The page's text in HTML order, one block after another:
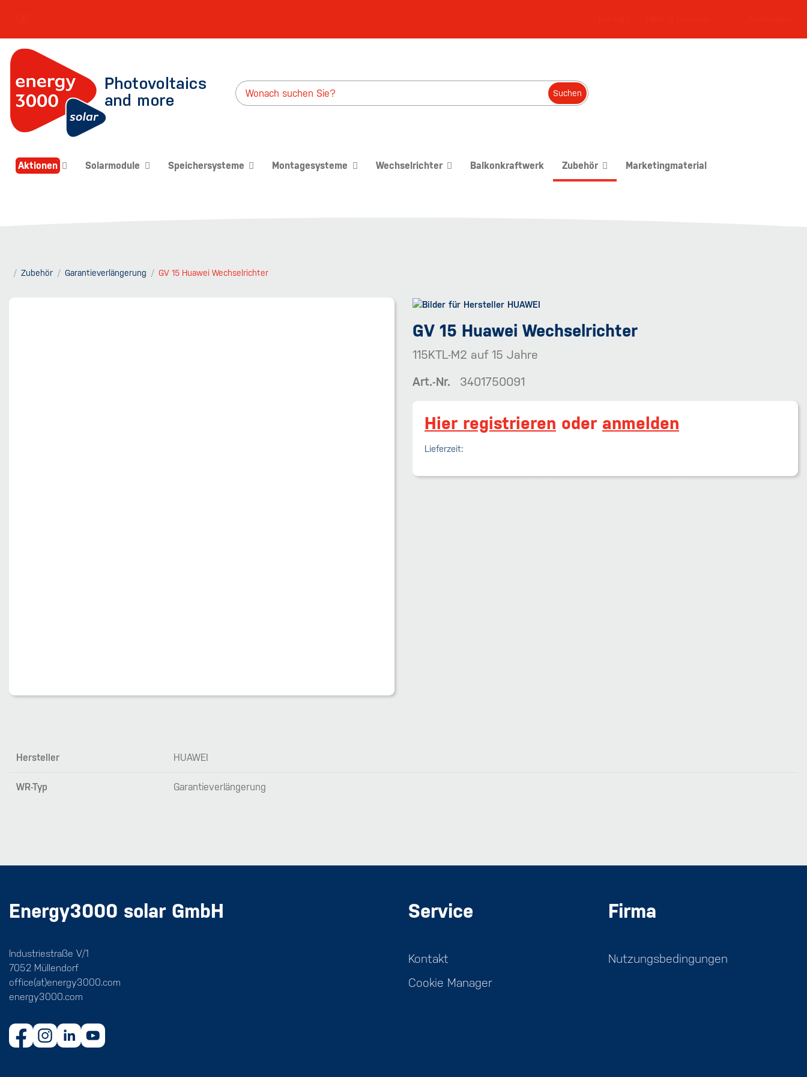
Suchen
Aktionen Solarmodule Speichersysteme Montagesysteme Wechselrichter Balkonkraftwerk Zubehör Marketingmaterial
Zubehör Garantieverlängerung GV 15 Huawei Wechselrichter
GV 15 Huawei Wechselrichter
115KTL-M2 auf 15 Jahre
Art.-Nr.
3401750091
Hier registrieren oder anmelden
Lieferzeit:
Hersteller HUAWEI
WR-Typ Garantieverlängerung
Energy3000 solar GmbH
Industriestraße V/1
7052 Müllendorf
office(at)energy3000.com
energy3000.com
Service
Kontakt
Cookie Manager
Firma
Nutzungsbedingungen